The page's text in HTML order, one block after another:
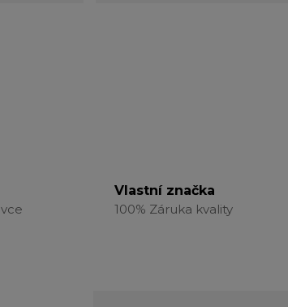
Vlastní značka
100% Záruka kvality